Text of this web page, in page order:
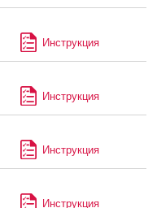
Инструкция
Инструкция
Инструкция
Инструкция